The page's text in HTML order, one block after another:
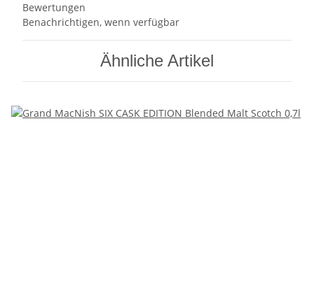
Bewertungen
Benachrichtigen, wenn verfügbar
Ähnliche Artikel